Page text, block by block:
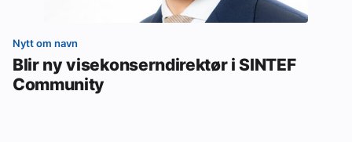
Nytt om navn
Blir ny visekonserndirektør i SINTEF
Community